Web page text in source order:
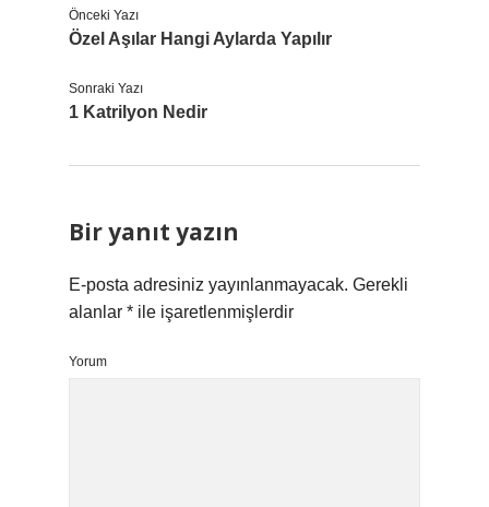
Önceki Yazı
Özel Aşılar Hangi Aylarda Yapılır
Sonraki Yazı
1 Katrilyon Nedir
Bir yanıt yazın
E-posta adresiniz yayınlanmayacak. Gerekli
alanlar * ile işaretlenmişlerdir
Yorum